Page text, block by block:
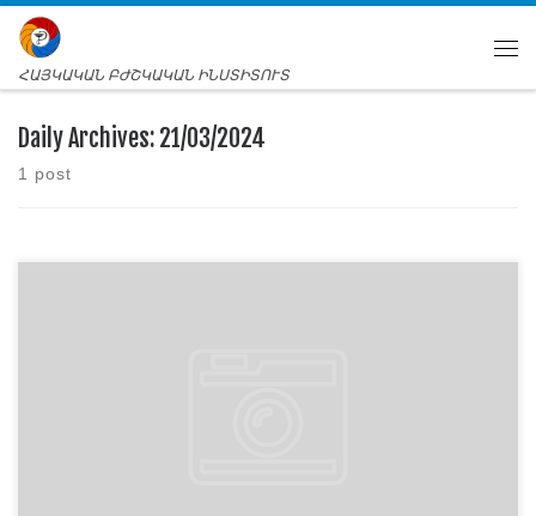
ՀԱՅԿԱԿԱՆ ԲԺՇԿԱԿԱՆ ԻՆՍՏԻՏՈՒՏ
Daily Archives: 21/03/2024
1 post